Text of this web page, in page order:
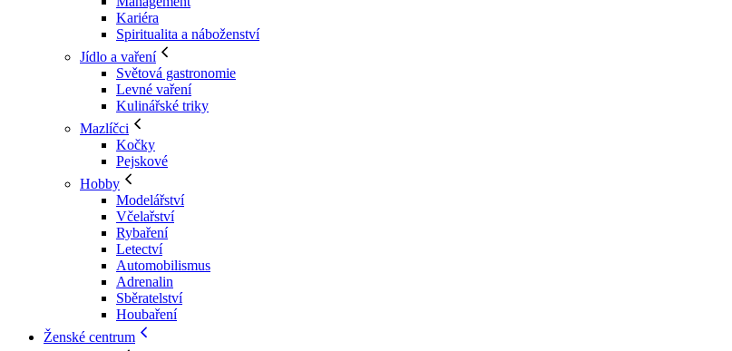
Kariéra
Spiritualita a náboženství
Jídlo a vaření
Světová gastronomie
Levné vaření
Kulinářské triky
Mazlíčci
Kočky
Pejskové
Hobby
Modelářství
Včelařství
Rybaření
Letectví
Automobilismus
Adrenalin
Sběratelství
Houbaření
Ženské centrum